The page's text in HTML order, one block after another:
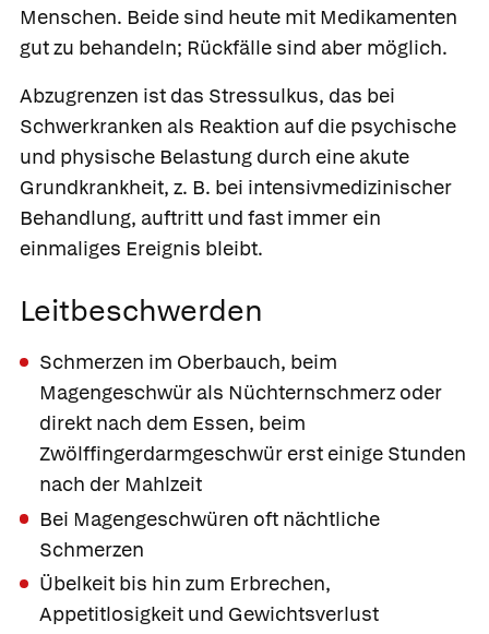
Menschen. Beide sind heute mit Medikamenten
gut zu behandeln; Rückfälle sind aber möglich.
Abzugrenzen ist das Stressulkus, das bei
Schwerkranken als Reaktion auf die psychische
und physische Belastung durch eine akute
Grundkrankheit, z. B. bei intensivmedizinischer
Behandlung, auftritt und fast immer ein
einmaliges Ereignis bleibt.
Leitbeschwerden
Schmerzen im Oberbauch, beim
Magengeschwür als Nüchternschmerz oder
direkt nach dem Essen, beim
Zwölffingerdarmgeschwür erst einige Stunden
nach der Mahlzeit
Bei Magengeschwüren oft nächtliche
Schmerzen
Übelkeit bis hin zum Erbrechen,
Appetitlosigkeit und Gewichtsverlust